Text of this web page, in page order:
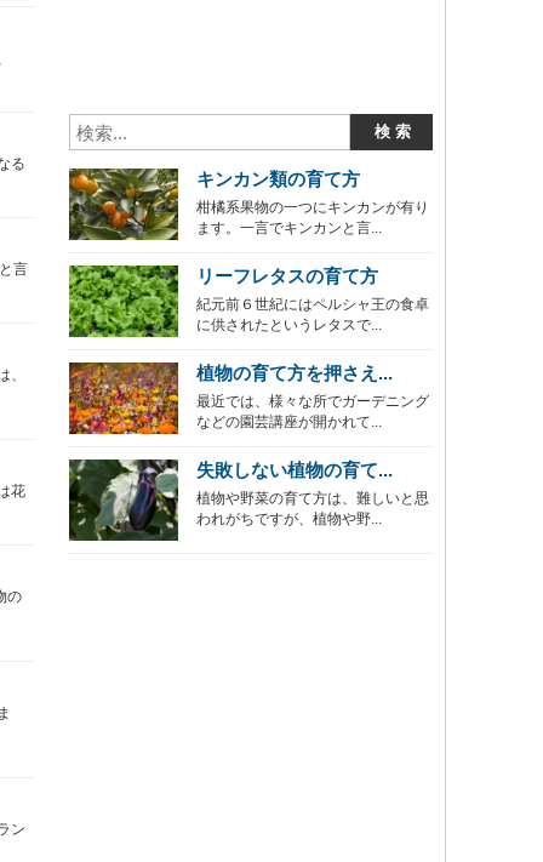
る
言
、
花
の
ン
キンカン類の育て方
柑橘系果物の一つにキンカンが有り
ます。一言でキンカンと言...
リーフレタスの育て方
紀元前６世紀にはペルシャ王の食卓
に供されたというレタスで...
植物の育て方を押さえ...
最近では、様々な所でガーデニング
などの園芸講座が開かれて...
失敗しない植物の育て...
植物や野菜の育て方は、難しいと思
われがちですが、植物や野...